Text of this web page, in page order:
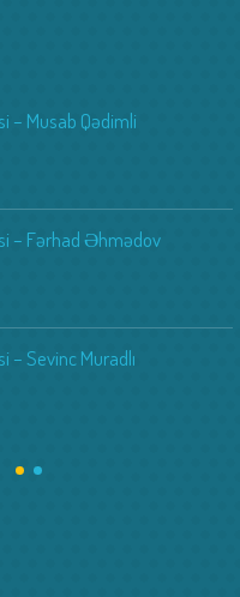
– Musab Qədimli
– Fərhad Əhmədov
– Sevinc Muradlı